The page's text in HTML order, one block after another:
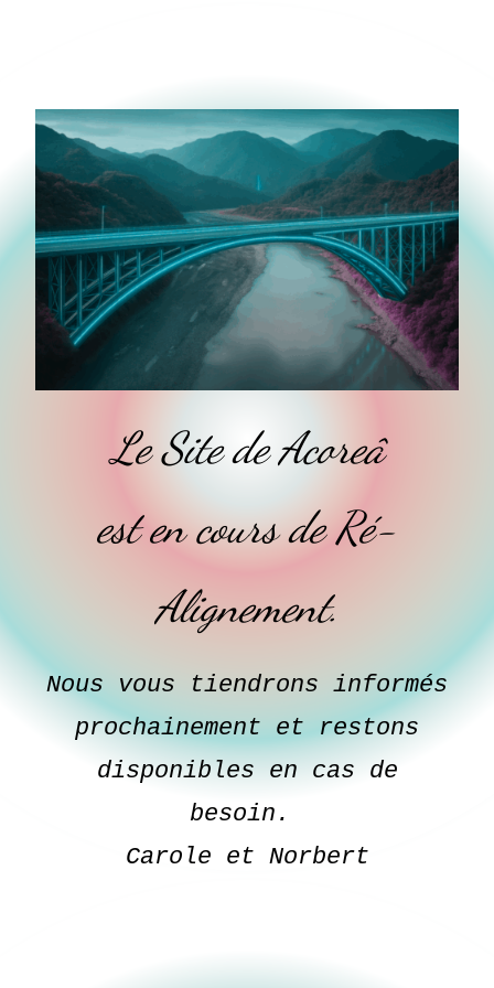
Le Site de Acoreâ
est en cours de Ré-
Alignement.
Nous vous tiendrons informés
prochainement et restons
disponibles en cas de
besoin.
Carole et Norbert